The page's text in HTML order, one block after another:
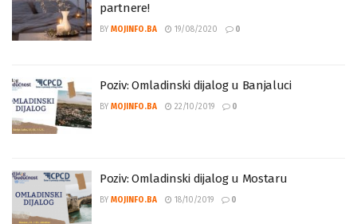
partnere!
BY MOJINFO.BA 19/08/2020 0
Poziv: Omladinski dijalog u Banjaluci
BY MOJINFO.BA 22/10/2019 0
Poziv: Omladinski dijalog u Mostaru
BY MOJINFO.BA 18/10/2019 0